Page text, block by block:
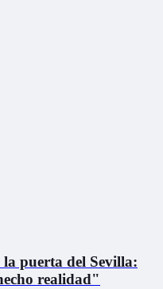
puerta del Sevilla:
realidad"